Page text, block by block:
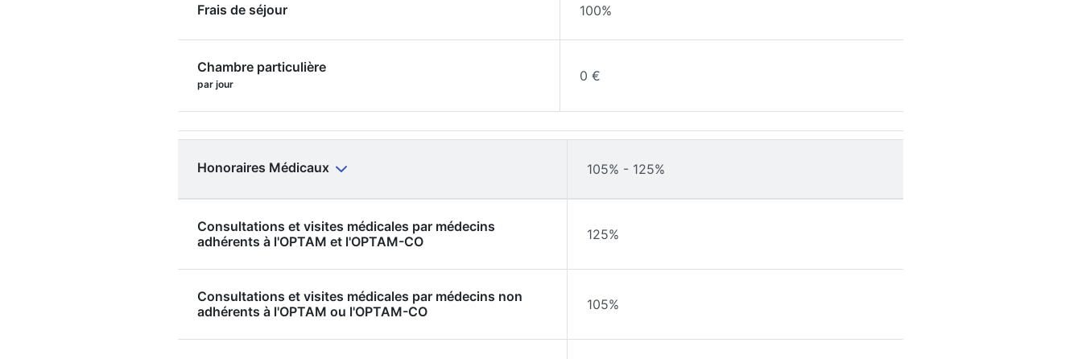
Frais de séjour 100%
Chambre particulière
par jour
0 €
Honoraires Médicaux 105% - 125%
Consultations et visites médicales par médecins
adhérents à l'OPTAM et l'OPTAM-CO
125%
Consultations et visites médicales par médecins non
adhérents à l'OPTAM ou l'OPTAM-CO
105%